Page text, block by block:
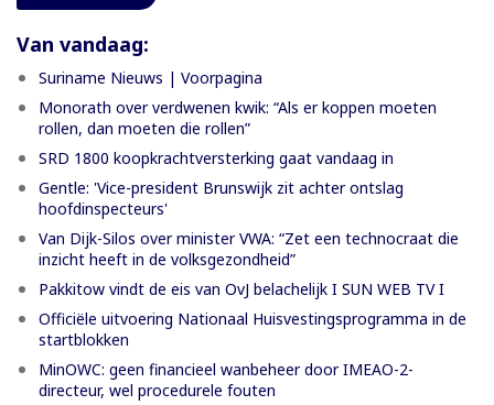
Van vandaag:
Suriname Nieuws | Voorpagina
Monorath over verdwenen kwik: “Als er koppen moeten
rollen, dan moeten die rollen”
SRD 1800 koopkrachtversterking gaat vandaag in
Gentle: 'Vice-president Brunswijk zit achter ontslag
hoofdinspecteurs'
Van Dijk-Silos over minister VWA: “Zet een technocraat die
inzicht heeft in de volksgezondheid”
Pakkitow vindt de eis van OvJ belachelijk I SUN WEB TV I
Officiële uitvoering Nationaal Huisvestingsprogramma in de
startblokken
MinOWC: geen financieel wanbeheer door IMEAO-2-
directeur, wel procedurele fouten